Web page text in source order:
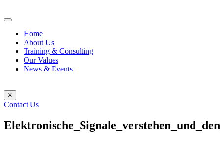
Home
About Us
Training & Consulting
Our Values
News & Events
X
Contact Us